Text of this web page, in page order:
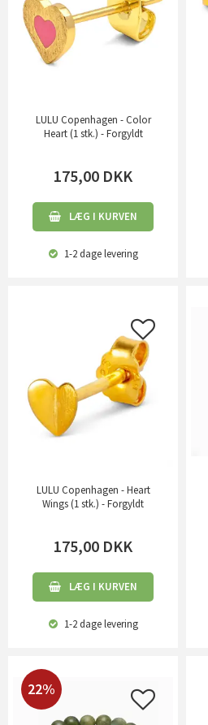
LULU Copenhagen - Color
Heart (1 stk.) - Forgyldt
175,00 DKK
LÆG I KURVEN
1-2 dagelevering
LULU Copenhagen - Heart
Wings (1 stk.) - Forgyldt
175,00 DKK
LÆG I KURVEN
1-2 dagelevering
22%